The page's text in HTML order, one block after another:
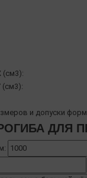
(см3):
(см3):
и допуски
ДЛЯ